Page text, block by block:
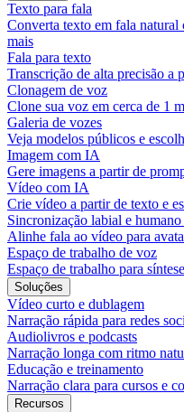
Texto para fala
Converta texto em fala
mais
Fala para texto
Transcrição de alta precisão a
Clonagem de voz
Clone sua voz em cerca de 1
Galeria de vozes
Veja modelos públicos e
Imagem com IA
Gere imagens a partir de
Vídeo com IA
Crie vídeo a partir de texto e
Sincronização labial e
Alinhe fala ao vídeo para
Espaço de trabalho de voz
Espaço de trabalho para
Soluções
Vídeo curto e dublagem
Narração rápida para redes
Audiolivros e podcasts
Narração longa com ritmo
Educação e treinamento
Narração clara para cursos e
Recursos